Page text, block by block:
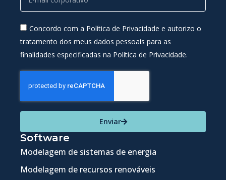
Concordo com a Política de Privacidade e autorizo o
tratamento dos meus dados pessoais para as
finalidades especificadas na Política de Privacidade.
Enviar
Software
Modelagem de sistemas de energia
Modelagem de recursos renováveis